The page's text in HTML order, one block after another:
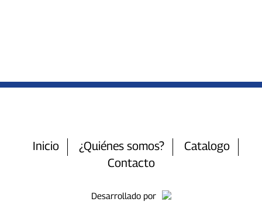
Inicio ¿Quiénes somos?
Catalogo
Contacto
Desarrollado por